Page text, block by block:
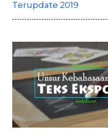
Terupdate 2019